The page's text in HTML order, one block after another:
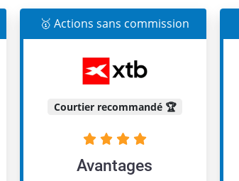
🥇 Actions sans commission
Courtier recommandé 🏆
Avantages